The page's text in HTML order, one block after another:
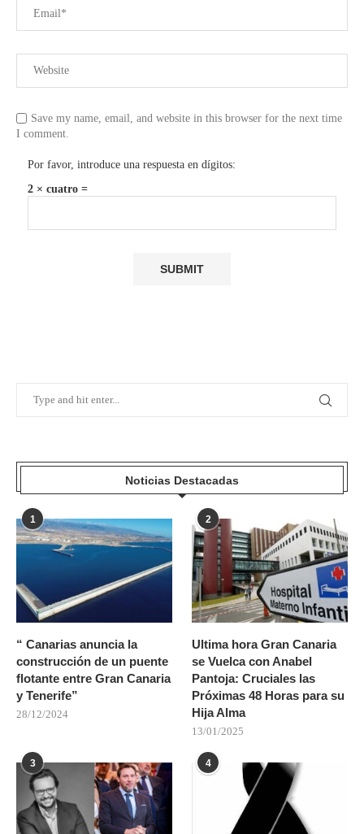
Save my name, email, and website in this browser for the next time
I comment.
Por favor, introduce una respuesta en dígitos:
2 × cuatro =
Noticias Destacadas
1
“ Canarias anuncia la
construcción de un puente
flotante entre Gran Canaria
y Tenerife”
28/12/2024
2
Ultima hora Gran Canaria
se Vuelca con Anabel
Pantoja: Cruciales las
Próximas 48 Horas para su
Hija Alma
13/01/2025
3 4